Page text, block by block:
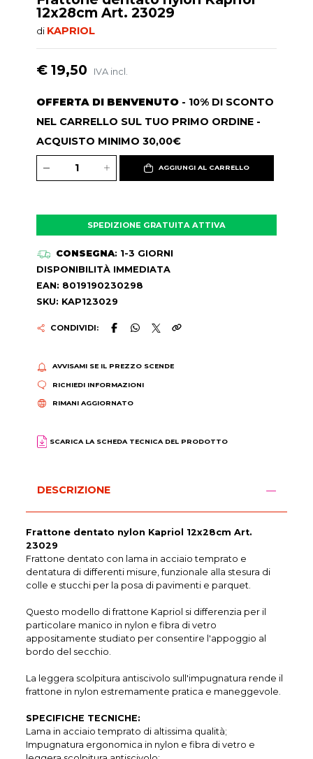
12x28cm Art. 23029
di KAPRIOL
€ 19,50 IVA incl.
OFFERTA DI BENVENUTO - 10% DI SCONTO
NEL CARRELLO SUL TUO PRIMO ORDINE -
ACQUISTO MINIMO 30,00€
AGGIUNGI AL CARRELLO
SPEDIZIONE GRATUITA ATTIVA
CONSEGNA: 1-3 GIORNI
DISPONIBILITÀ IMMEDIATA
EAN: 8019190230298
SKU: KAP123029
CONDIVIDI:
AVVISAMI SE IL PREZZO SCENDE
RICHIEDI INFORMAZIONI
RIMANI AGGIORNATO
SCARICA LA SCHEDA TECNICA DEL PRODOTTO
DESCRIZIONE
Frattone dentato nylon Kapriol 12x28cm Art.
23029
Frattone dentato con lama in acciaio temprato e
dentatura di differenti misure, funzionale alla stesura di
colle e stucchi per la posa di pavimenti e parquet.
Questo modello di frattone Kapriol si differenzia per il
particolare manico in nylon e fibra di vetro
appositamente studiato per consentire l'appoggio al
bordo del secchio.
La leggera scolpitura antiscivolo sull'impugnatura rende il
frattone in nylon estremamente pratica e maneggevole.
SPECIFICHE TECNICHE:
Lama in acciaio temprato di altissima qualità;
Impugnatura ergonomica in nylon e fibra di vetro e